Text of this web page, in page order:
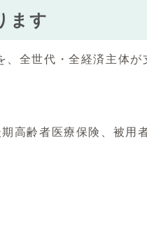
ます
、全世代・全経済主体が
高齢者医療保険、被用